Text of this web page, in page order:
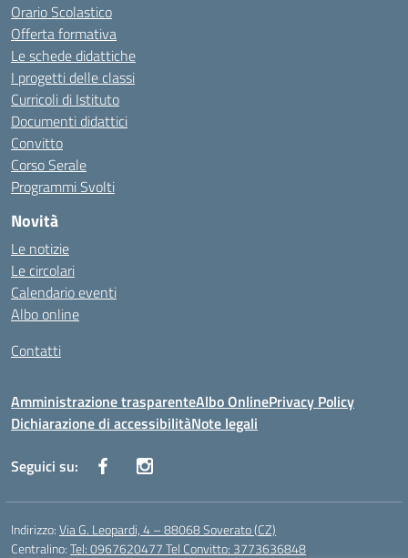
Orario Scolastico
Offerta formativa
Le schede didattiche
I progetti delle classi
Curricoli di Istituto
Documenti didattici
Convitto
Corso Serale
Programmi Svolti
Novità
Le notizie
Le circolari
Calendario eventi
Albo online
Contatti
Amministrazione trasparenteAlbo OnlinePrivacy Policy
Dichiarazione di accessibilitàNote legali
Seguici su:
Indirizzo:Via G. Leopardi, 4 – 88068 Soverato (CZ)
Centralino:Tel: 0967620477 Tel Convitto: 3773636848